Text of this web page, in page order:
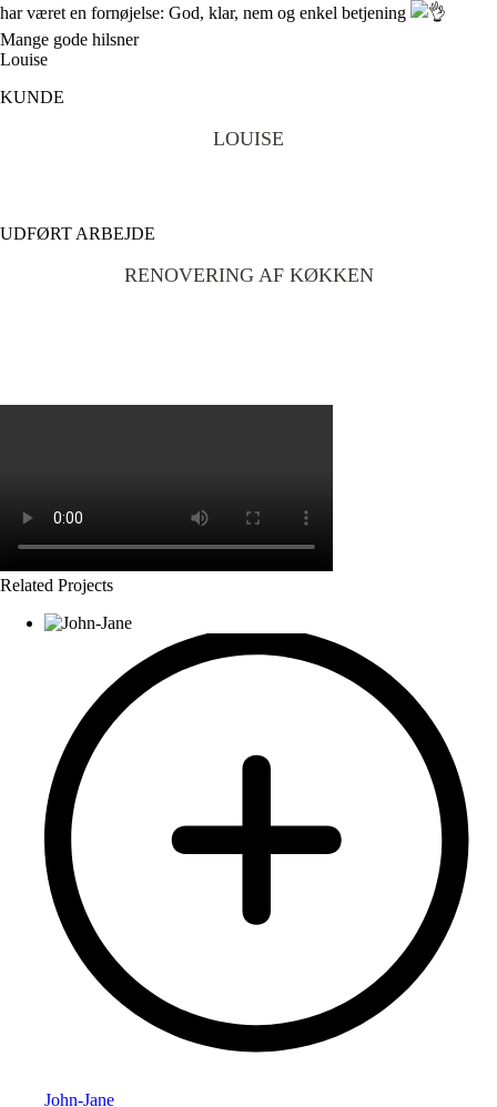
har været en fornøjelse: God, klar, nem og enkel betjening
Mange gode hilsner
Louise
KUNDE
LOUISE
UDFØRT ARBEJDE
RENOVERING AF KØKKEN
Related Projects
John-Jane